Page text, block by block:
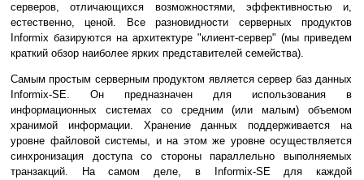
серверов, отличающихся возможностями, эффективностью и,
естественно, ценой. Все разновидности серверных продуктов
Informix базируются на архитектуре "клиент-сервер" (мы приведем
краткий обзор наиболее ярких представителей семейства).
Самым простым серверным продуктом является сервер баз данных
Informix-SE. Он предназначен для использования в
информационных системах со средним (или малым) объемом
хранимой информации. Хранение данных поддерживается на
уровне файловой системы, и на этом же уровне осуществляется
синхронизация доступа со стороны параллельно выполняемых
транзакций. На самом деле, в Informix-SE для каждой